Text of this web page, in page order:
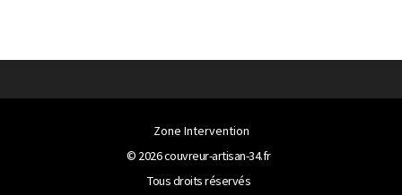
Zone Intervention
© 2026couvreur-artisan-34.fr
Tous droits réservés